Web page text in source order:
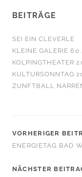
BEITRÄGE
SEI EIN CLEVERLE
KLEINE GALERIE 60
KOLPINGTHEATER
KULTURSONNTAG
ZUNFTBALL
VORHERIGER
ENERGIETAG BAD
NÄCHSTER